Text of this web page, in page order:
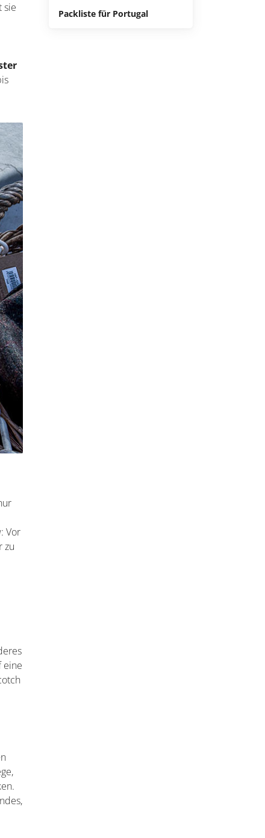
sie
Vor
zu
eine
Packliste für Portugal